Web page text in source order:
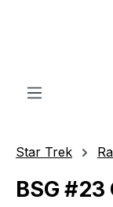
Star Trek
BSG